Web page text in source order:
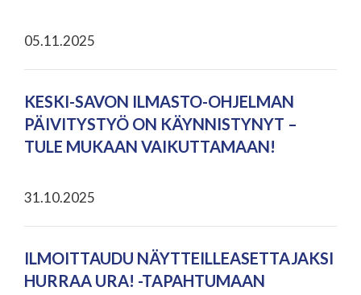
05.11.2025
KESKI-SAVON ILMASTO-OHJELMAN
PÄIVITYSTYÖ ON KÄYNNISTYNYT –
TULE MUKAAN VAIKUTTAMAAN!
31.10.2025
ILMOITTAUDU NÄYTTEILLEASETTAJAKSI
HURRAA URA! -TAPAHTUMAAN